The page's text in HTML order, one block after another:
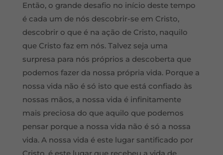
Então, o grande desafio no início deste tempo
é cada um de nós descobrir-se em Cristo,
descobrir o que é na ação de Cristo, naquilo
que Cristo faz em nós. Talvez seja uma
surpresa para nós próprios a descoberta que
podemos fazer da nossa própria vida. Porque a
nossa vida não é só isto que está confiado às
nossas mãos, a nossa vida é infinitamente
mais preciosa do que aquilo que podemos
pensar porque a nossa vida não é só a nossa
vida. A nossa vida é este lugar santificado por